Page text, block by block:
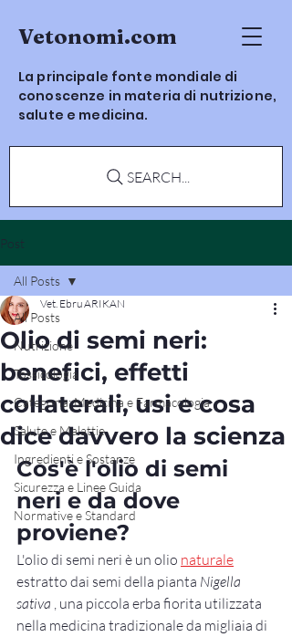
Vetonomi.com
La principale fonte mondiale di
conoscenze in materia di nutrizione,
salute e medicina.
SEARCH...
Post
All Posts
Nutrizione
Tossicologia
Categoria: Medicina e Farmacologia
Salute e Malattie
Ingredienti e Sostanze
Sicurezza e Linee Guida
Normative e Standard
All Posts
Olio di semi neri:
benefici, effetti
collaterali, usi e cosa
dice davvero la scienza
Vet. Ebru ARIKAN
Cos'è l'olio di semi
neri e da dove
proviene?
L'olio di semi neri è un olio naturale
estratto dai semi della pianta Nigella
sativa , una piccola erba fiorita utilizzata
nella medicina tradizionale da migliaia di